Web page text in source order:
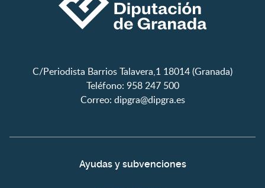
C/Periodista Barrios Talavera,1 18014 (Granada)
Teléfono: 958 247 500
Correo: dipgra@dipgra.es
Ayudas y subvenciones